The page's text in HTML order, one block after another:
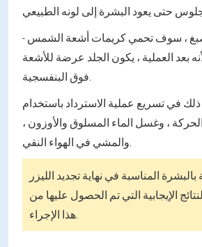
، سوف تحمي كريمات أشعة الشمس -
بعد العملية ، يكون الجلد عرضة للأشعة
فوق البنفسجية.
في تسريع عملية الاسترداد باستخدام
الحركة ، وغسل الماء المسلوق والأوزون ،
والمشي في الهواء النقي.
المناسبة في نهاية تجديد الليزر
الإيجابية التي تم الحصول عليها من
هذا الإجراء.